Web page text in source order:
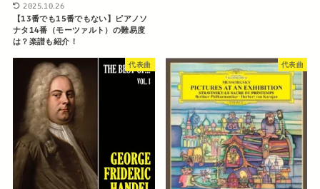
2025.10.26
【13番でも15番でもない】ピアノソ
ナタ14番（モーツァルト）の難易度
は？楽譜も紹介！
代表曲 代表曲